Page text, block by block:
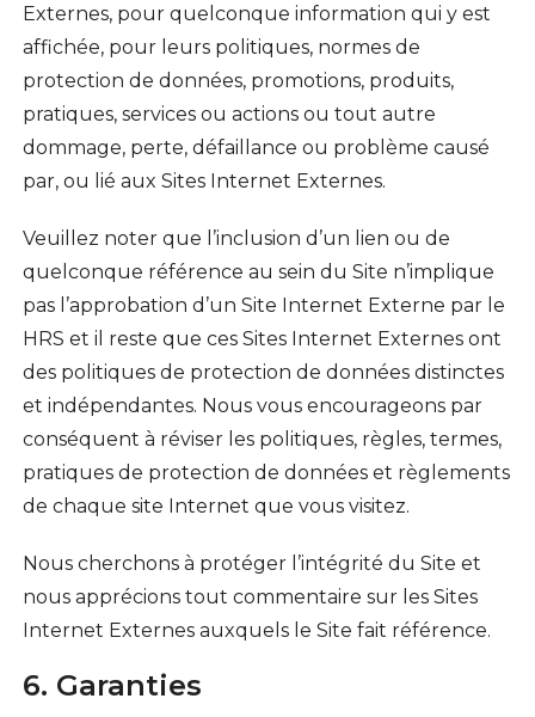
Externes, pour quelconque information qui y est
affichée, pour leurs politiques, normes de
protection de données, promotions, produits,
pratiques, services ou actions ou tout autre
dommage, perte, défaillance ou problème causé
par, ou lié aux Sites Internet Externes.
Veuillez noter que l’inclusion d’un lien ou de
quelconque référence au sein du Site n’implique
pas l’approbation d’un Site Internet Externe par le
HRS et il reste que ces Sites Internet Externes ont
des politiques de protection de données distinctes
et indépendantes. Nous vous encourageons par
conséquent à réviser les politiques, règles, termes,
pratiques de protection de données et règlements
de chaque site Internet que vous visitez.
Nous cherchons à protéger l’intégrité du Site et
nous apprécions tout commentaire sur les Sites
Internet Externes auxquels le Site fait référence.
6. Garanties